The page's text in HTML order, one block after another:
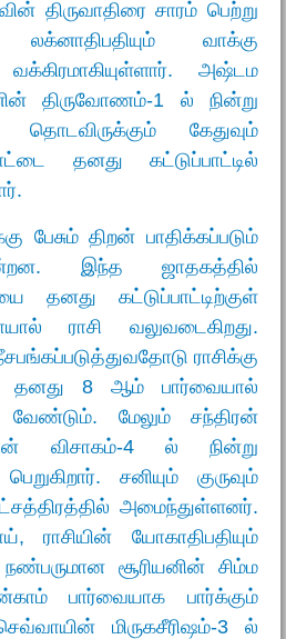
திருவாதிரை சாரம் பெற்று
லக்னாதிபதியும் வாக்கு
அஷ்டம
திருவோணம்-1 ல் நின்று
கேதுவும்
தனது கட்டுப்பாட்டில்
பேசும் திறன் பாதிக்கப்படும்
இந்த ஜாதகத்தில்
தனது கட்டுப்பாட்டிற்குள்
ராசி வலுவடைகிறது.
ராசிக்கு
8 ஆம் பார்வையால்
மேலும் சந்திரன்
விசாகம்-4 ல் நின்று
சனியும் குருவும்
அமைந்துள்ளனர்.
ராசியின் யோகாதிபதியும்
சூரியனின் சிம்ம
பார்வையாக பார்க்கும்
மிருகசீரிஷம்-3 ல்